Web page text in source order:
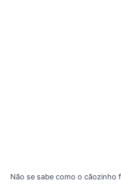
Não se sabe como o cãozinho